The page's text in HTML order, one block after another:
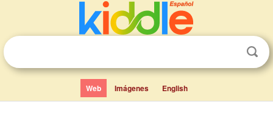
Web Imágenes English